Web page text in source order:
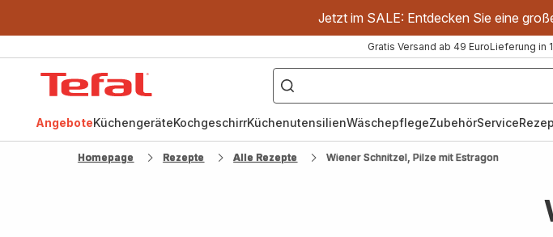
Jetzt im SALE: Entdecken Sie eine
Gratis Versand ab 49 EuroLieferung in
["OptiGrill","Easy
Fry","Pfanne"]
AngeboteKüchengeräteKochgeschirrKüchenutensilienWäschepflegeZubehörService
Homepage Rezepte Alle Rezepte Wiener Schnitzel, Pilze mit Estragon